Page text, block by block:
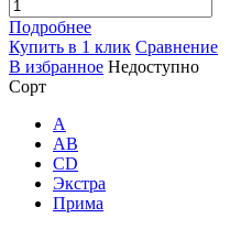
Подробнее
Купить в 1 клик Сравнение
В избранное Недоступно
Сорт
A
AB
CD
Экстра
Прима